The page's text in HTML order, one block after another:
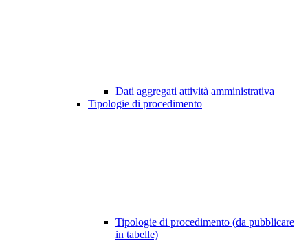
Dati aggregati attività amministrativa
Tipologie di procedimento
Tipologie di procedimento (da pubblicare
in tabelle)